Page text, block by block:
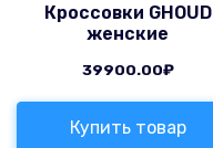
Кроссовки GHOUD
женские
39900.00₽
Купить товар